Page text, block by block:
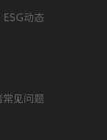
ESG动态
常见问题